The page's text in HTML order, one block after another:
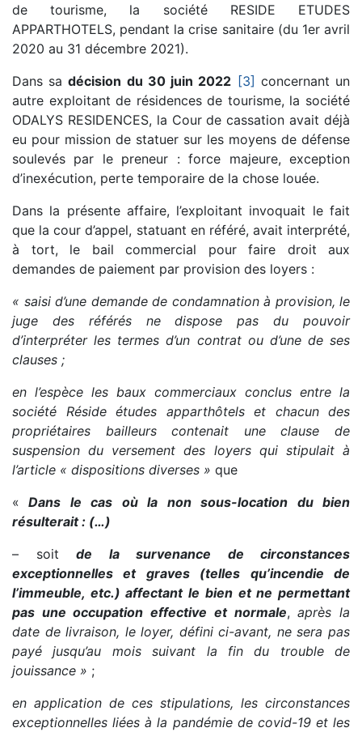
de tourisme, la société RESIDE ETUDES
APPARTHOTELS, pendant la crise sanitaire (du 1er avril
2020 au 31 décembre 2021).
Dans sadécision du 30 juin 2022 [3] concernant un
autre exploitant de résidences de tourisme, la société
ODALYS RESIDENCES, la Cour de cassation avait déjà
eu pour mission de statuer sur les moyens de défense
soulevés par le preneur : force majeure, exception
d’inexécution, perte temporaire de la chose louée.
Dans la présente affaire, l’exploitant invoquait le fait
que la cour d’appel, statuant en référé, avait interprété,
à tort, le bail commercial pour faire droit aux
demandes de paiement par provision des loyers :
« saisi d’une demande de condamnation à provision, le
juge des référés ne dispose pas du pouvoir
d’interpréter les termes d’un contrat ou d’une de ses
clauses ;
en l’espèce les baux commerciaux conclus entre la
société Réside études apparthôtels et chacun des
propriétaires bailleurs contenait une clause de
suspension du versement des loyers qui stipulait à
l’article « dispositions diverses » que
« Dans le cas où la non sous-location du bien
résulterait : (…)
– soit de la survenance de circonstances
exceptionnelles et graves (telles qu’incendie de
l’immeuble, etc.) affectant le bien et ne permettant
pas une occupation effective et normale,après la
date de livraison, le loyer, défini ci-avant, ne sera pas
payé jusqu’au mois suivant la fin du trouble de
jouissance » ;
en application de ces stipulations, les circonstances
exceptionnelles liées à la pandémie de covid-19 et les